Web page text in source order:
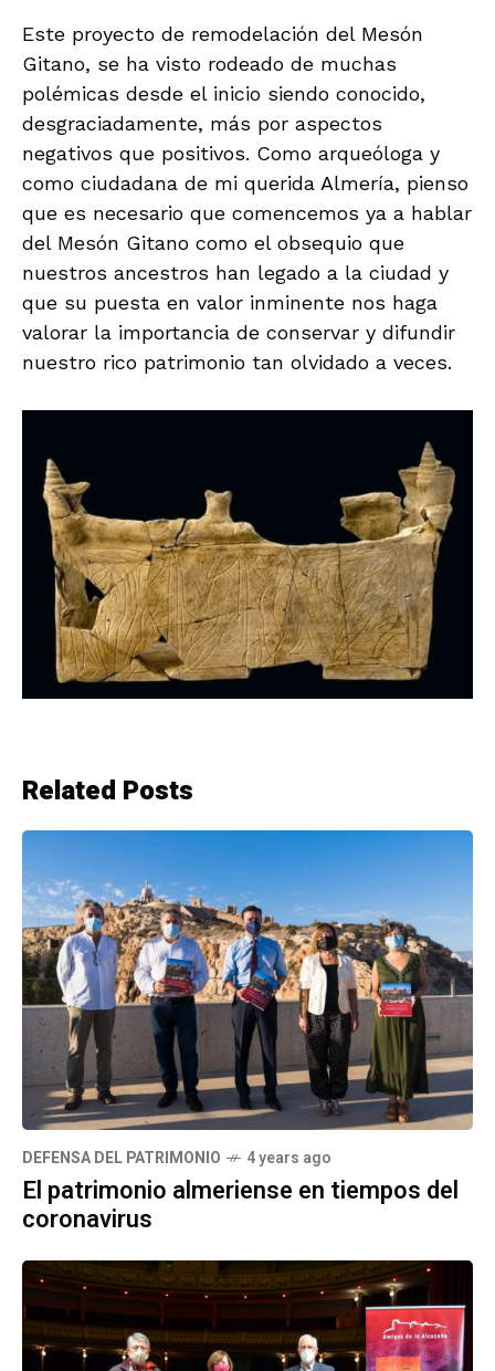
Este proyecto de remodelación del Mesón
Gitano, se ha visto rodeado de muchas
polémicas desde el inicio siendo conocido,
desgraciadamente, más por aspectos
negativos que positivos. Como arqueóloga y
como ciudadana de mi querida Almería, pienso
que es necesario que comencemos ya a hablar
del Mesón Gitano como el obsequio que
nuestros ancestros han legado a la ciudad y
que su puesta en valor inminente nos haga
valorar la importancia de conservar y difundir
nuestro rico patrimonio tan olvidado a veces.
Related Posts
DEFENSA DEL PATRIMONIO 4 years ago
El patrimonio almeriense en tiempos del
coronavirus